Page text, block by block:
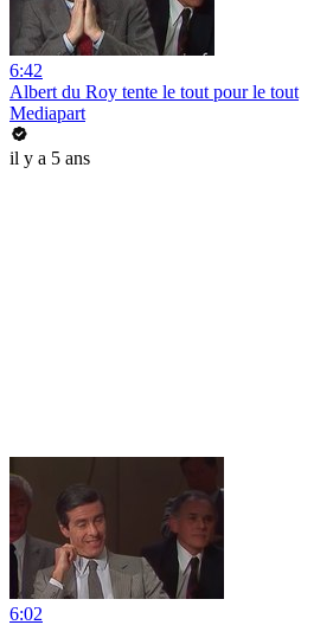
6:42
Albert du Roy tente le tout pour le tout
Mediapart
il y a 5 ans
6:02